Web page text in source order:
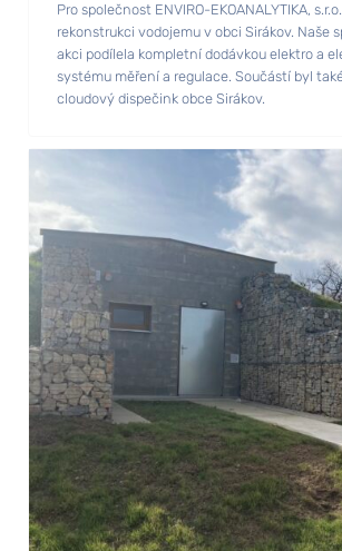
Pro společnost ENVIRO-EKOANALYTIKA,
rekonstrukci vodojemu v obci Sirákov. Naše
akci podílela kompletní dodávkou elektro a
systému měření a regulace. Součástí byl
cloudový dispečink obce Sirákov.